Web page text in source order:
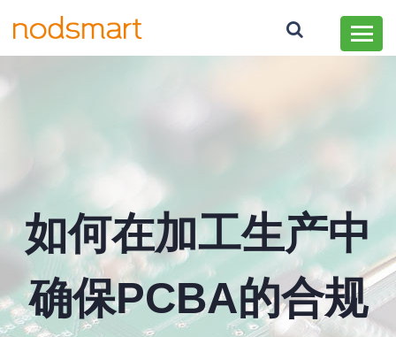
如何在加工生产中
确保PCBA的合规